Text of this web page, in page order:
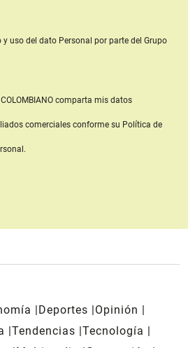
uso del dato Personal por parte del Grupo
comparta mis datos
comerciales conforme su Política de
Deportes
Opinión
Tendencias Tecnología